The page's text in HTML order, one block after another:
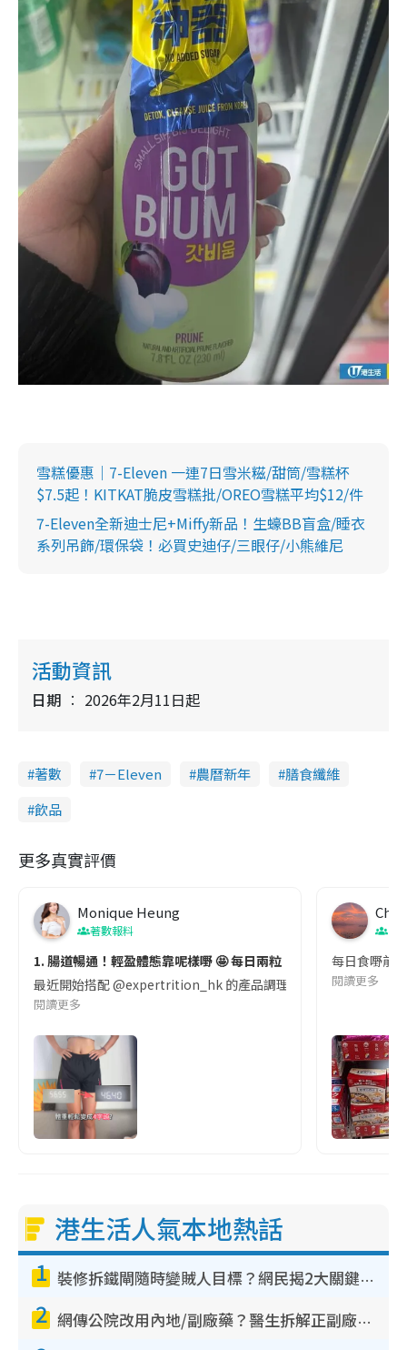
雪糕優惠｜7-Eleven 一連7日雪米糍/甜筒/雪糕杯
$7.5起！KITKAT脆皮雪糕批/OREO雪糕平均$12/件
7-Eleven全新迪士尼+Miffy新品！生蠔BB盲盒/睡衣
系列吊飾/環保袋！必買史迪仔/三眼仔/小熊維尼
活動資訊
日期 2026年2月11日起
著數 7－Eleven 農曆新年
膳食纖維
飲品
更多真實評價
Monique Heung
著數報料
1. 腸道暢通！輕盈體態靠呢樣嘢 🤩 每日兩粒！
最近開始搭配 @expertrition_hk 的產品調理體質,感覺腸道更順
閱讀更多
每日食嘢前
閱讀更多
港生活人氣本地熱話
1 裝修拆鐵閘隨時變賊人目標？網民揭2大關鍵用途：裝新式等於白裝？附新舊鐵閘分別
2 網傳公院改用內地/副廠藥？醫生拆解正副廠分別 揭4類人換藥隨時出事